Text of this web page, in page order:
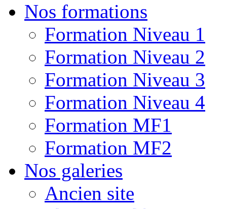
Nos formations
Formation Niveau 1
Formation Niveau 2
Formation Niveau 3
Formation Niveau 4
Formation MF1
Formation MF2
Nos galeries
Ancien site